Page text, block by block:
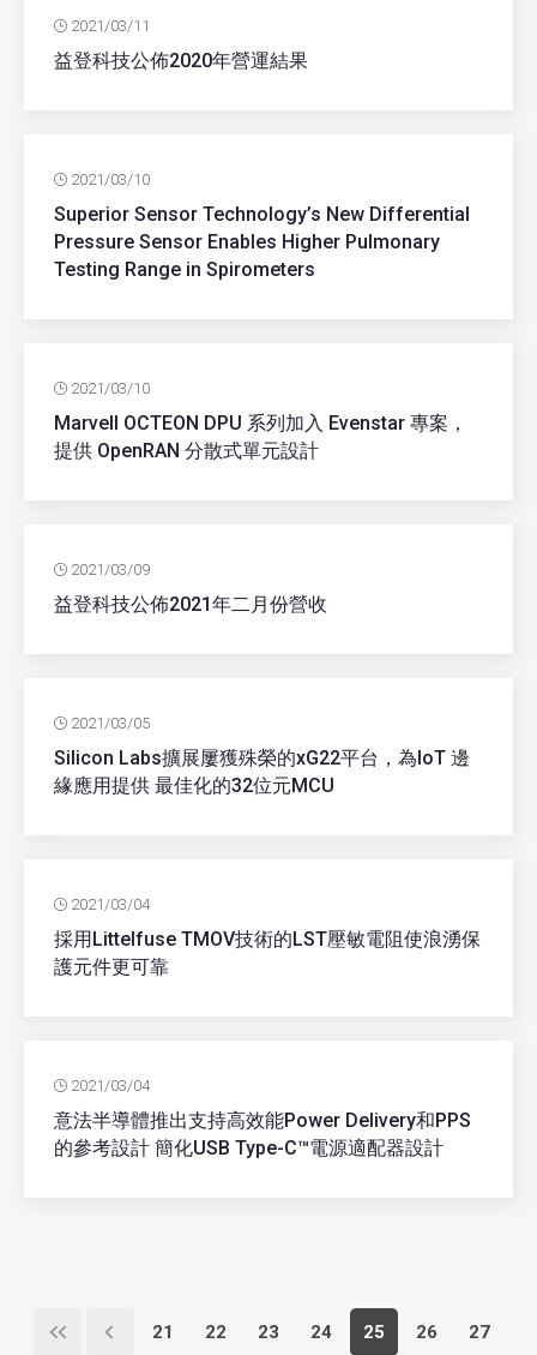
2021/03/11
益登科技公佈2020年營運結果
2021/03/10
Superior Sensor Technology’s New Differential
Pressure Sensor Enables Higher Pulmonary
Testing Range in Spirometers
2021/03/10
Marvell OCTEON DPU 系列加入 Evenstar 專案，
提供 OpenRAN 分散式單元設計
2021/03/09
益登科技公佈2021年二月份營收
2021/03/05
Silicon Labs擴展屢獲殊榮的xG22平台，為IoT 邊
緣應用提供 最佳化的32位元MCU
2021/03/04
採用Littelfuse TMOV技術的LST壓敏電阻使浪湧保
護元件更可靠
2021/03/04
意法半導體推出支持高效能Power Delivery和PPS
的參考設計 簡化USB Type-C™電源適配器設計
21 22 23 24 25 26 27